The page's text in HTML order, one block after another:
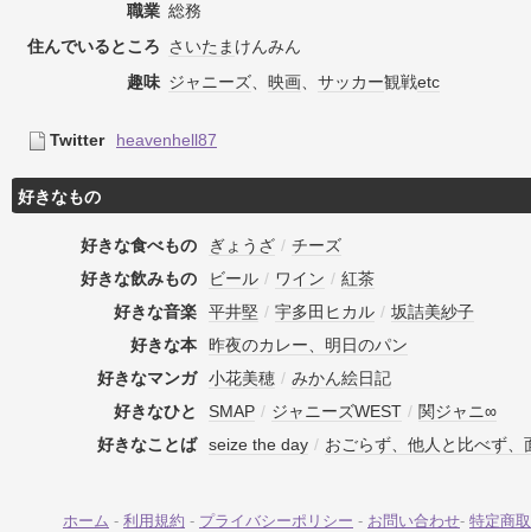
職業 総務
住んでいるところ
さいたま けんみん
趣味 ジャニーズ、 映画、 サッカー観戦etc
Twitter heavenhell87
好きなもの
好きな食べもの ぎょうざ / チーズ
好きな飲みもの
ビール / ワイン / 紅茶
好きな音楽
平井堅 / 宇多田ヒカル / 坂詰美紗子
好きな本
昨夜のカレー、明日のパン
好きなマンガ
小花美穂 / みかん絵日記
好きなひと
SMAP / ジャニーズWEST / 関ジャニ∞
好きなことば
seize the day / おごらず、他人と比べず
ホーム - 利用規約 - プライバシーポリシー - お問い合わせ- 特定商